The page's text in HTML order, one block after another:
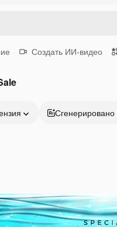
Создать ИИ-видео